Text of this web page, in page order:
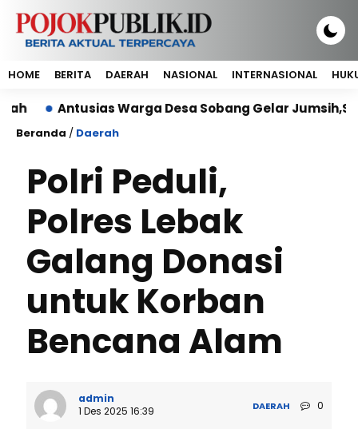
HOME BERITA DAERAH NASIONAL INTERNASIONAL
Antusias Warga Desa Sobang Gelar Jumsih,Sambut
Beranda / Daerah
Polri Peduli,
Polres Lebak
Galang Donasi
untuk Korban
Bencana Alam
admin
1 Des 2025 16:39
DAERAH 0